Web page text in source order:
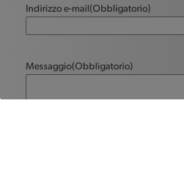
Indirizzo e-mail (Obbligatorio)
Messaggio(Obbligatorio)